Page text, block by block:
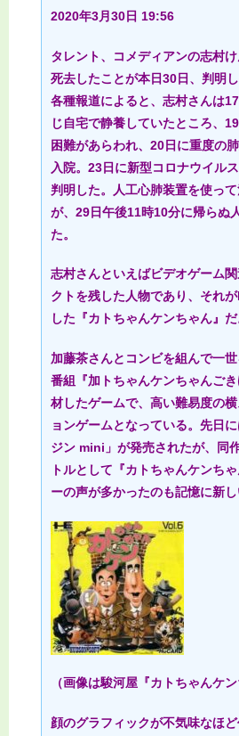
2020年3月30日 19:56
タレント、コメディアンの志村
死去したことが本日30日、判明し
各種報道によると、志村さんは
じ自宅で静養していたところ、
困難があらわれ、20日に重度の
入院。23日に新型コロナウイル
判明した。人工心肺装置を使っ
が、29日午後11時10分に帰らぬ
た。
志村さんといえばビデオゲーム
クトを残した人物であり、それ
した『カトちゃんケンちゃん』だ
加藤茶さんとコンビを組んで一
番組『加トちゃんケンちゃんご
材したゲームで、高い難易度の
ョンゲームとなっている。先日
ジン mini」が発売されたが、同
トルとして『カトちゃんケンち
ーの声が多かったのも記憶に新し
（画像は駿河屋『カトちゃんケン
顔のグラフィックが不気味なほ